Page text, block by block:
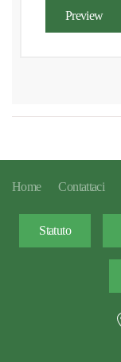
Preview
Home Contattaci
Statuto